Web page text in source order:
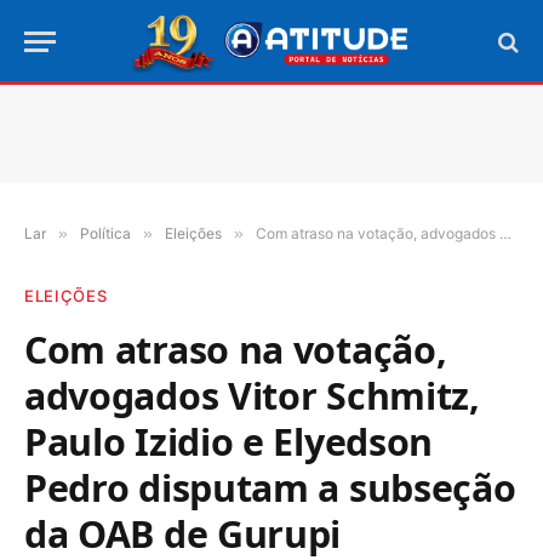
Lar » Política » Eleições » Com atraso na votação, advogados Vitor Schmitz, Paulo Izidio e Elyedson Pedro disputam a subseção da OAB de Gurupi
ELEIÇÕES
Com atraso na votação,
advogados Vitor Schmitz,
Paulo Izidio e Elyedson
Pedro disputam a subseção
da OAB de Gurupi